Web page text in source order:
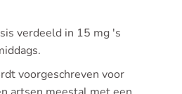
verdeeld in 15 mg 's
voorgeschreven voor